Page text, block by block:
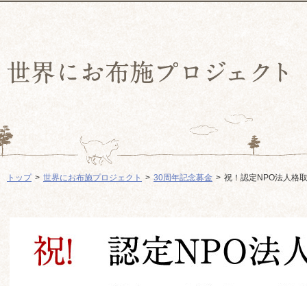
トップ 世界にお布施プロジェクト 30周年記念募金 祝！認定NPO法人格